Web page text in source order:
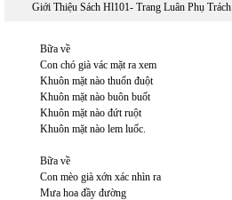
Giới Thiệu Sách Hl101- Trang Luân Phụ Trách
Bữa về
Con chó già vác mặt ra xem
Khuôn mặt nào thuổn đuột
Khuôn mặt nào buôn buốt
Khuôn mặt nào đứt ruột
Khuôn mặt nào lem luốc.
Bữa về
Con mèo già xớn xác nhìn ra
Mưa hoa đầy đường